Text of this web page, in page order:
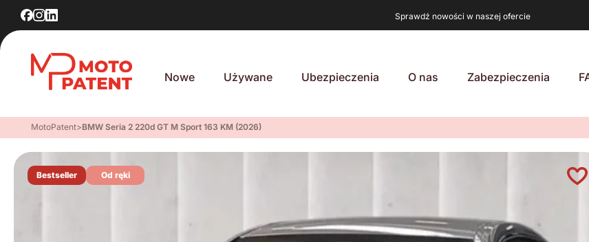
Sprawdź nowości w naszej ofercie
Nowe Używane Ubezpieczenia O nas Zabezpieczenia
MotoPatent>BMW Seria 2 220d GT M Sport 163 KM (2026)
Bestseller Od ręki